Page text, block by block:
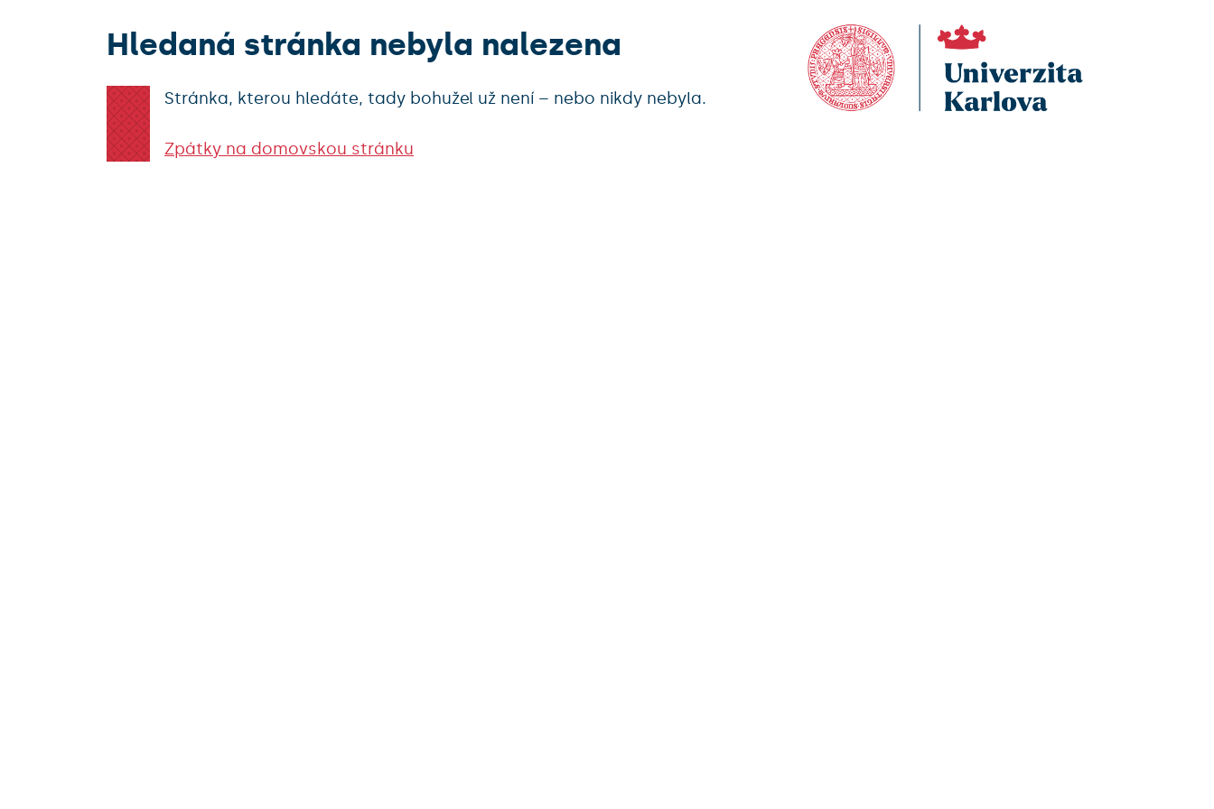
Hledaná stránka nebyla nalezena
Stránka, kterou hledáte, tady bohužel už není – nebo nikdy nebyla.
Zpátky na domovskou stránku